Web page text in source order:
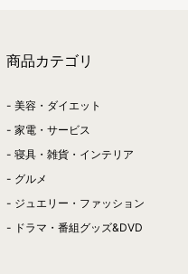
商品カテゴリ
美容・ダイエット
家電・サービス
寝具・雑貨・インテリア
グルメ
ジュエリー・ファッション
ドラマ・番組グッズ&DVD